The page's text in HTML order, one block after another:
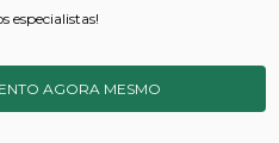
especialistas!
AGORA MESMO